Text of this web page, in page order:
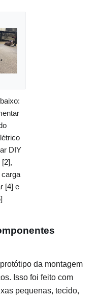
DIY
[2],
carga
[4] e
da montagem
Isso foi feito com
pequenas, tecido,